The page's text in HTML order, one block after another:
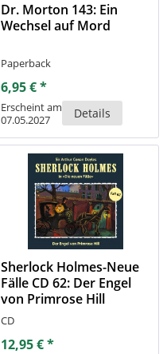
Dr. Morton 143: Ein
Wechsel auf Mord
Paperback
6,95 € *
Erscheint am
07.05.2027
Details
Sherlock Holmes-Neue
Fälle CD 62: Der Engel
von Primrose Hill
CD
12,95 € *